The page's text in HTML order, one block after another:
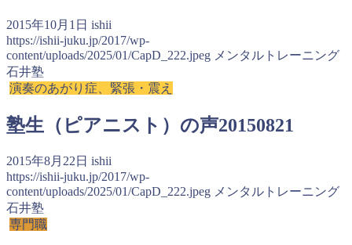
2015年10月1日 ishii
https://ishii-juku.jp/2017/wp-
content/uploads/2025/01/CapD_222.jpeg メンタルトレーニング
石井塾
演奏のあがり症、緊張・震え
塾生（ピアニスト）の声20150821
2015年8月22日 ishii
https://ishii-juku.jp/2017/wp-
content/uploads/2025/01/CapD_222.jpeg メンタルトレーニング
石井塾
専門職